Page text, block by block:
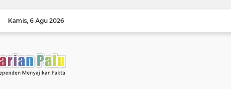
Kamis 6 Agu 2026